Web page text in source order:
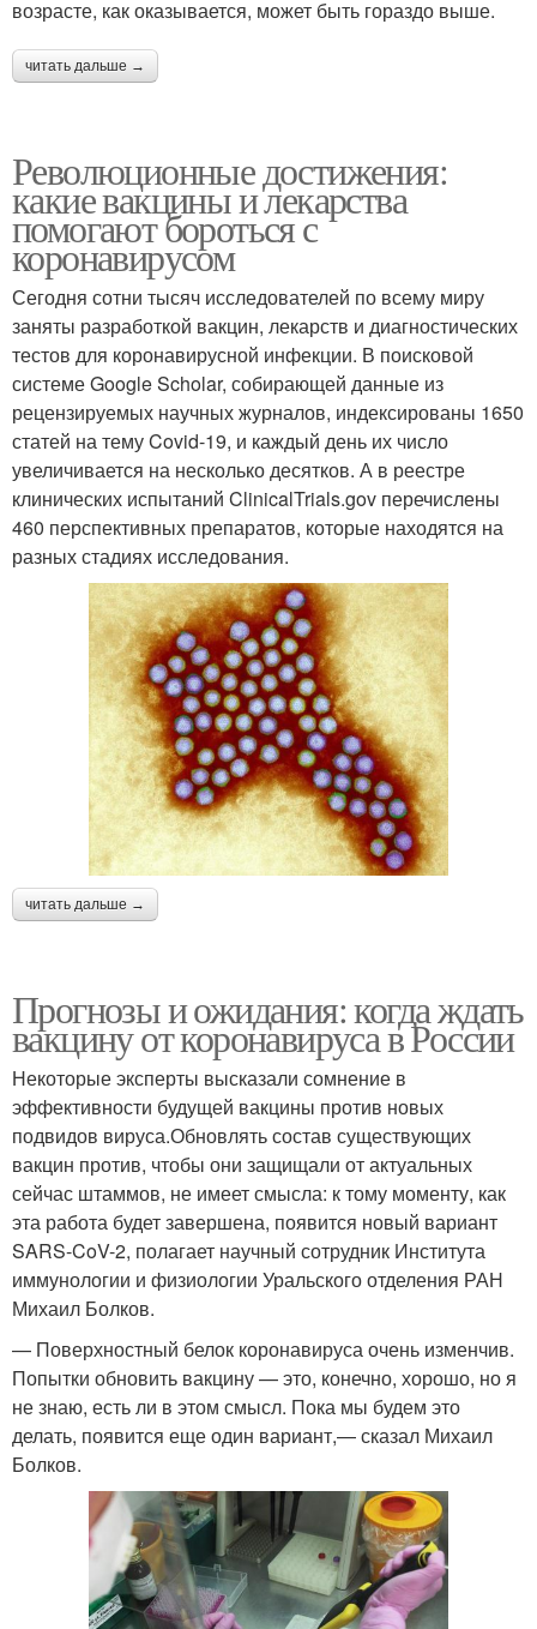
возрасте, как оказывается, может быть гораздо выше.
читать дальше →
Революционные достижения:
какие вакцины и лекарства
помогают бороться с
коронавирусом
Сегодня сотни тысяч исследователей по всему миру
заняты разработкой вакцин, лекарств и диагностических
тестов для коронавирусной инфекции. В поисковой
системе Google Scholar, собирающей данные из
рецензируемых научных журналов, индексированы 1650
статей на тему Covid-19, и каждый день их число
увеличивается на несколько десятков. А в реестре
клинических испытаний ClinicalTrials.gov перечислены
460 перспективных препаратов, которые находятся на
разных стадиях исследования.
читать дальше →
Прогнозы и ожидания: когда ждать
вакцину от коронавируса в России
Некоторые эксперты высказали сомнение в
эффективности будущей вакцины против новых
подвидов вируса.Обновлять состав существующих
вакцин против, чтобы они защищали от актуальных
сейчас штаммов, не имеет смысла: к тому моменту, как
эта работа будет завершена, появится новый вариант
SARS-CoV-2, полагает научный сотрудник Института
иммунологии и физиологии Уральского отделения РАН
Михаил Болков.
— Поверхностный белок коронавируса очень изменчив.
Попытки обновить вакцину — это, конечно, хорошо, но я
не знаю, есть ли в этом смысл. Пока мы будем это
делать, появится еще один вариант,— сказал Михаил
Болков.